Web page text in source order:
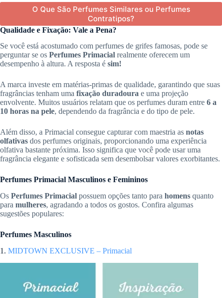
O Que São Perfumes Similares ou Perfumes
Contratipos?
Qualidade e Fixação: Vale a Pena?
Se você está acostumado com perfumes de grifes famosas, pode se
perguntar se os Perfumes Primacial realmente oferecem um
desempenho à altura. A resposta é sim!
A marca investe em matérias-primas de qualidade, garantindo que suas
fragrâncias tenham uma fixação duradoura e uma projeção
envolvente. Muitos usuários relatam que os perfumes duram entre 6 a
10 horas na pele, dependendo da fragrância e do tipo de pele.
Além disso, a Primacial consegue capturar com maestria as notas
olfativas dos perfumes originais, proporcionando uma experiência
olfativa bastante próxima. Isso significa que você pode usar uma
fragrância elegante e sofisticada sem desembolsar valores exorbitantes.
Perfumes Primacial Masculinos e Femininos
Os Perfumes Primacial possuem opções tanto para homens quanto
para mulheres, agradando a todos os gostos. Confira algumas
sugestões populares:
Perfumes Masculinos
1. MIDTOWN EXCLUSIVE – Primacial